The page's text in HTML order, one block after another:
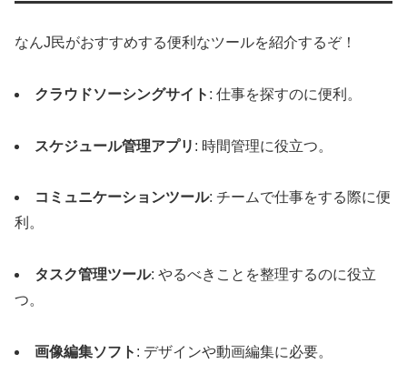
なんJ民がおすすめする便利なツールを紹介するぞ！
クラウドソーシングサイト : 仕事を探すのに便利。
スケジュール管理アプリ : 時間管理に役立つ。
コミュニケーションツール: チームで仕事をする際に便
利。
タスク管理ツール: やるべきことを整理するのに役立
つ。
画像編集ソフト : デザインや動画編集に必要。